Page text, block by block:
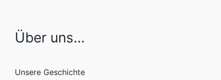
Über uns…
Unsere Geschichte